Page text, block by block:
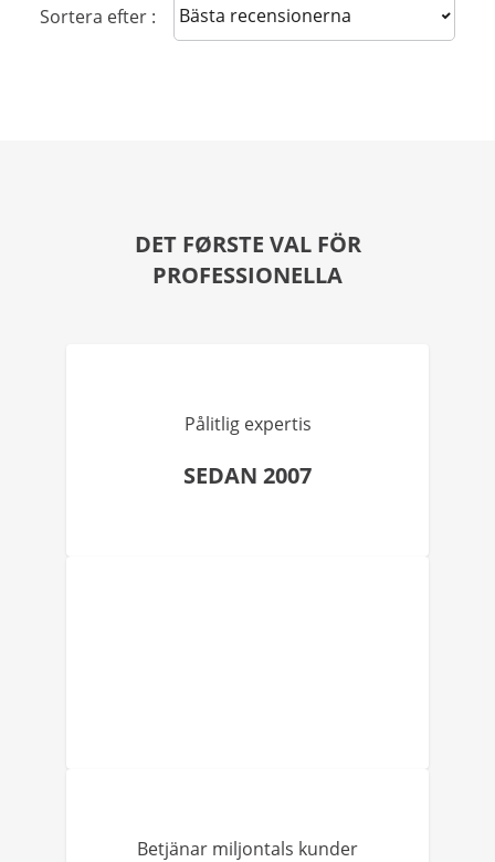
Sortera efter : Sort reviews
DET FØRSTE VAL FÖR
PROFESSIONELLA
Pålitlig expertis
SEDAN 2007
Betjänar miljontals kunder